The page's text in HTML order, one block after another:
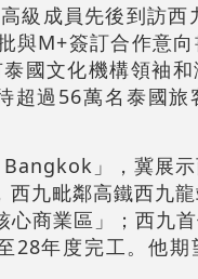
級成員先後到訪西
與M+簽訂合作意
國文化機構領袖
超過56萬名泰國旅
」，冀展
九毗鄰高鐵西九
商業區」；西九首
28年度完工。他期